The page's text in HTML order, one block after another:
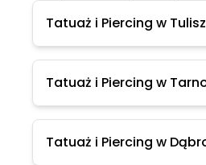
Tatuaż i Piercing w
Tatuaż i Piercing w
Tatuaż i Piercing w